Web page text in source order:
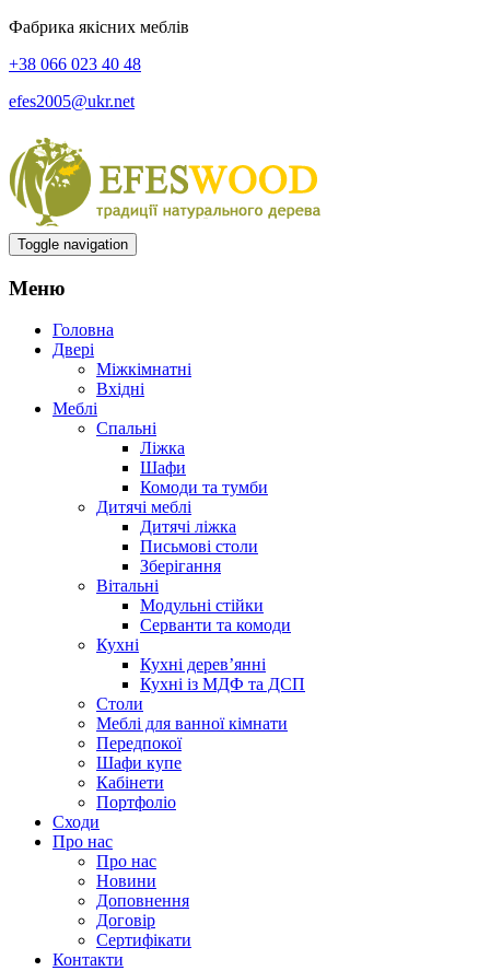
Фабрика якісних меблів
+38 066 023 40 48
efes2005@ukr.net
Toggle navigation
Меню
Головна
Двері
Міжкімнатні
Вхідні
Меблі
Спальні
Ліжка
Шафи
Комоди та тумби
Дитячі меблі
Дитячі ліжка
Письмові столи
Зберігання
Вітальні
Модульні стійки
Серванти та комоди
Кухні
Кухні дерев’янні
Кухні із МДФ та ДСП
Cтоли
Меблі для ванної кімнати
Передпокої
Шафи купе
Кабінети
Портфоліо
Сходи
Про нас
Про нас
Новини
Доповнення
Договір
Сертифікати
Контакти